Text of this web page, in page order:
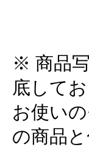
※ 商品
底してお
お使い
の商品